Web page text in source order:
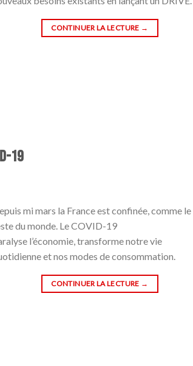
CONTINUER LA LECTURE →
19
mi mars la France est confinée, comme le
du monde. Le COVID-19
l’économie, transforme notre vie
et nos modes de consommation.
CONTINUER LA LECTURE →